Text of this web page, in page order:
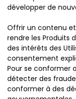
développer de
Offrir un contenu
rendre les Produits
des intérêts des
consentement
Pour se conformer
détecter des
conformer à des